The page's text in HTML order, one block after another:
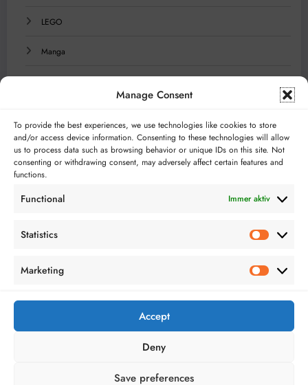
Manage Consent
To provide the best experiences, we use technologies like cookies to store
and/or access device information. Consenting to these technologies will allow
us to process data such as browsing behavior or unique IDs on this site. Not
consenting or withdrawing consent, may adversely affect certain features and
functions.
Functional Immer aktiv
Statistics Statistics
Marketing Marketing
Accept
Deny
Save preferences
LEGO
Manga
Serien
Technologie
Videospiele
Bloggerei.de TopBlogs.de